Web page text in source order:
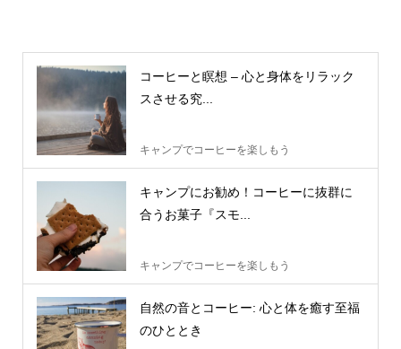
コーヒーと瞑想 – 心と身体をリラック
スさせる究...
キャンプでコーヒーを楽しもう
キャンプにお勧め！コーヒーに抜群に
合うお菓子『スモ...
キャンプでコーヒーを楽しもう
自然の音とコーヒー: 心と体を癒す至福
のひととき